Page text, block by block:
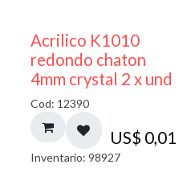
50% DESCUENTO
Acrilico K1010
redondo chaton
4mm crystal 2 x und
Cod: 12390
US$ 0,01
Inventario: 98927